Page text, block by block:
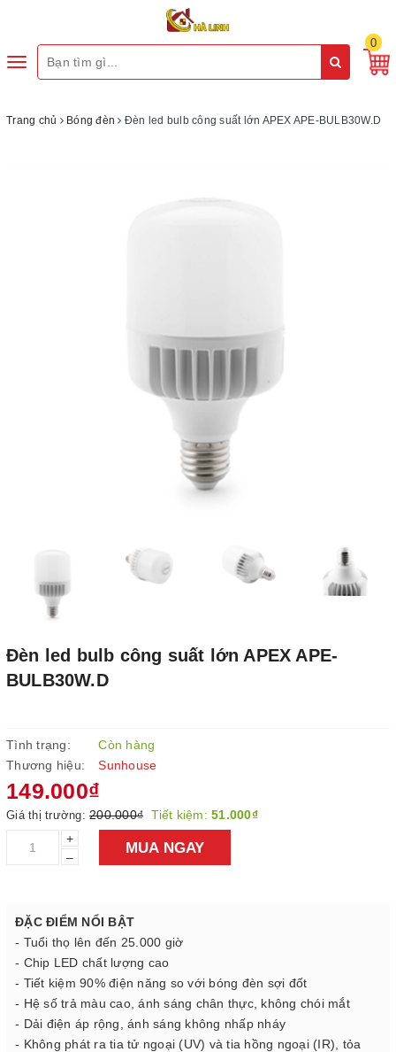
Toggle
0
Trang chủ Bóng đèn Đèn led bulb công suất lớn APEX APE-BULB30W.D
Đèn led bulb công suất lớn APEX APE-
BULB30W.D
Tình trạng:
Còn hàng
Thương hiệu:
Sunhouse
149.000₫
Giá thị trường: 200.000₫ Tiết kiệm: 51.000₫
+
–
MUA NGAY
ĐẶC ĐIỂM NỔI BẬT
- Tuổi thọ lên đến 25.000 giờ
- Chip LED chất lượng cao
- Tiết kiệm 90% điện năng so với bóng đèn sợi đốt
- Hệ số trả màu cao, ánh sáng chân thực, không chói mắt
- Dải điện áp rộng, ánh sáng không nhấp nháy
- Không phát ra tia tử ngoại (UV) và tia hồng ngoại (IR), tỏa